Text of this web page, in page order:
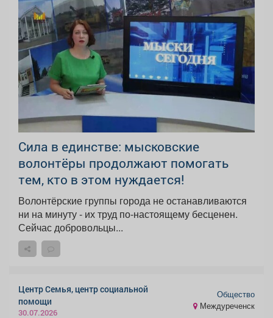
Сила в единстве: мысковские
волонтёры продолжают помогать
тем, кто в этом нуждается!
Волонтёрские группы города не останавливаются
ни на минуту - их труд по-настоящему бесценен.
Сейчас добровольцы...
Центр Семья, центр социальной
помощи
30.07.2026
Общество
Междуреченск